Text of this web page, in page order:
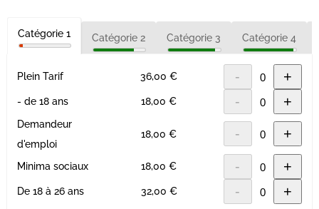
Catégorie 1 Catégorie 2 Catégorie 3 Catégorie 4
Plein Tarif 36,00 € - +
- de 18 ans 18,00 € - +
Demandeur
d'emploi
18,00 € - +
Minima sociaux 18,00 € - +
De 18 à 26 ans 32,00 € - +